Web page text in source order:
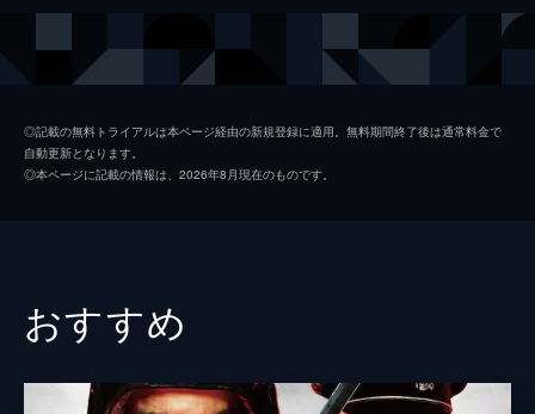
アーカート少将 ショーン・コネリー
クック少佐 ロバート・レッドフォード
◎記載の無料トライアルは本ページ経由の新規登録に適用。無料期間終了後は通常料金で
自動更新となります。
◎本ページに記載の情報は、2026年8月現在のものです。
おすすめ